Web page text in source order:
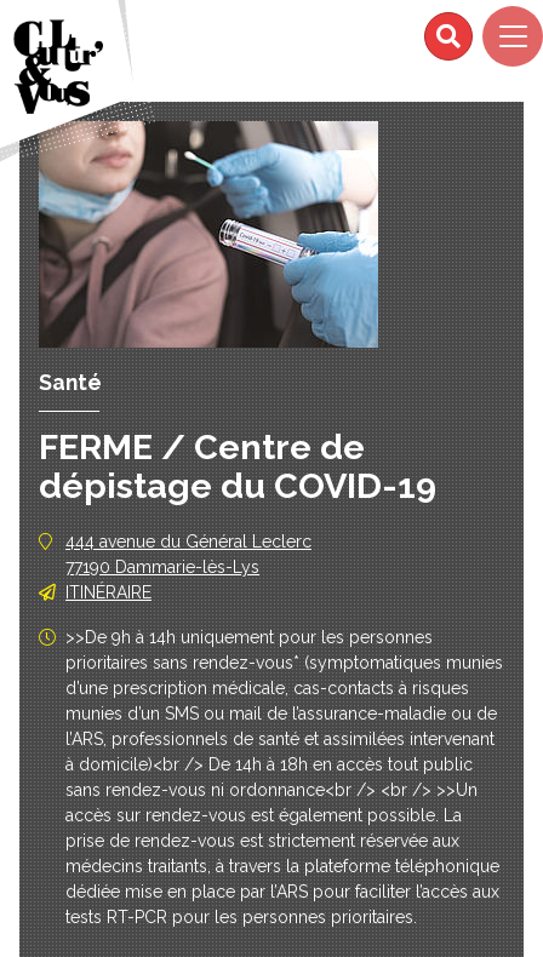
Santé
FERME / Centre de
dépistage du COVID-19
444 avenue du Général Leclerc
77190 Dammarie-lès-Lys
ITINÉRAIRE
>>De 9h à 14h uniquement pour les personnes
prioritaires sans rendez-vous* (symptomatiques munies
d’une prescription médicale, cas-contacts à risques
munies d’un SMS ou mail de l’assurance-maladie ou de
l’ARS, professionnels de santé et assimilées intervenant
à domicile)<br /> De 14h à 18h en accès tout public
sans rendez-vous ni ordonnance<br /> <br /> >>Un
accès sur rendez-vous est également possible. La
prise de rendez-vous est strictement réservée aux
médecins traitants, à travers la plateforme téléphonique
dédiée mise en place par l’ARS pour faciliter l’accès aux
tests RT-PCR pour les personnes prioritaires.